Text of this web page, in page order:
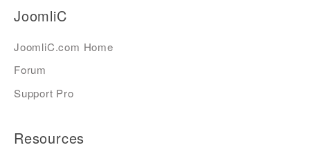
JoomliC
JoomliC.com Home
Forum
Support Pro
Resources